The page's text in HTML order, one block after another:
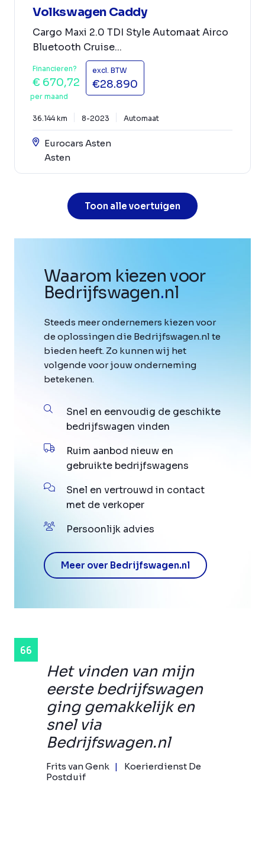
Volkswagen Caddy
Cargo Maxi 2.0 TDI Style Automaat Airco
Bluetooth Cruise...
Financieren?
€ 670,72
per maand
excl. BTW
€28.890
36.144 km 8-2023 Automaat
Eurocars Asten
Asten
Toon alle voertuigen
Het vinden van mijn
eerste bedrijfswagen
ging gemakkelijk en
snel via
Bedrijfswagen.nl
Frits van Genk
Koerierdienst De
Postduif
Waarom kiezen voor
Bedrijfswagen.nl
Steeds meer ondernemers kiezen voor
de oplossingen die Bedrijfswagen.nl te
bieden heeft. Zo kunnen wij het
volgende voor jouw onderneming
betekenen.
Snel en eenvoudig de geschikte
bedrijfswagen vinden
Ruim aanbod nieuw en
gebruikte bedrijfswagens
Snel en vertrouwd in contact
met de verkoper
Persoonlijk advies
Meer over Bedrijfswagen.nl